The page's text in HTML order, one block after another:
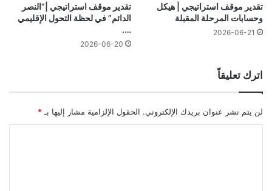
تقدير موقف استراتيجي | هيكل
وحسابات المرحلة المقبلة
2026-06-21
تقدير موقف استراتيجي |”النصر
الدائم” في لحظة التحول الإقليمي
….
2026-06-20
اترك تعليقاً
لن يتم نشر عنوان بريدك الإلكتروني. الحقول الإلزامية مشار إليها بـ *